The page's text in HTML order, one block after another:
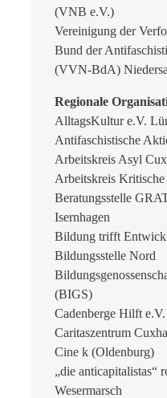
(VNB e.V.)
Vereinigung der
Bund der
(VVN-BdA)
Regionale
AlltagsKultur e.V.
Antifaschistische
Arbeitskreis Asyl
Arbeitskreis
Beratungsstelle
Isernhagen
Bildung trifft
Bildungsstelle Nord
(BIGS)
Cadenberge Hilft e.V.
Caritaszentrum
Cine k (Oldenburg)
„die anticapitalistas“
Wesermarsch